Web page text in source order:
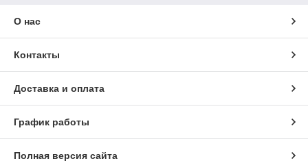
О нас
Контакты
Доставка и оплата
График работы
Полная версия сайта